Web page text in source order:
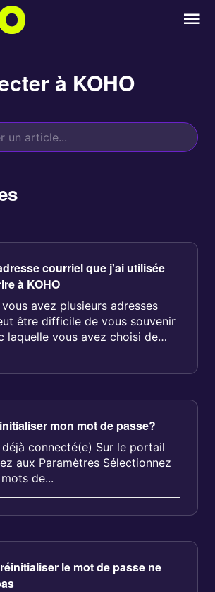
à KOHO
courriel que j'ai utilisée
à KOHO
avez plusieurs adresses
être difficile de vous souvenir
laquelle vous avez choisi de
Voici que...
mon mot de passe?
connecté(e) Sur le portail
aux Paramètres Sélectionnez
de...
le mot de passe ne